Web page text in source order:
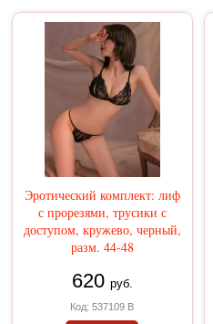
Эротический комплект: лиф
с прорезями, трусики с
доступом, кружево, черный,
разм. 44-48
620 руб.
Код: 537109 В